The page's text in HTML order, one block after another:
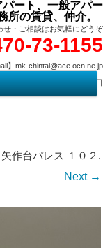
ート、一般アパー
所の賃貸、仲介。
せ・ご相談はお気軽にどうぞ
73-1155
】mk-chintai@ace.ocn.ne.jp
【定 休 日】水曜・祭日
矢作台パレス １０２ .
Next →